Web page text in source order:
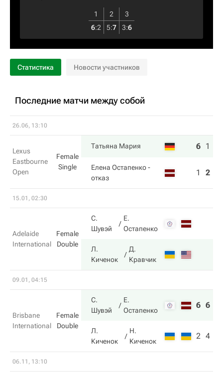
1 2
3
6:2 5:7 3:6
Статистика Новости участников
Последние матчи между собой
26.06, 13:10
Lexus
Eastbourne
Open
Female
Single
Татьяна Мария 6 1
Елена Остапенко-
отказ
1 2
15.01, 02:30
Adelaide
International
Female
Double
С.
Шувэй
Е.
Остапенко
Л.
Киченок
Д.
Кравчик
09.01, 04:15
Brisbane
International
Female
Double
С.
Шувэй
Е.
Остапенко
6 6
Л.
Киченок
Н.
Киченок
2 4
06.11, 13:10